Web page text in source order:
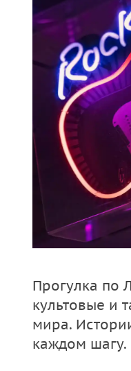
Прогулка по
культовые и
мира.
каждом шагу.